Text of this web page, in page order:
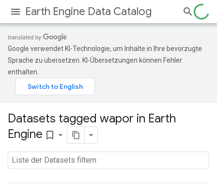
Earth Engine Data Catalog
Google verwendet KI-Technologie, um Inhalte in Ihre bevorzugte
Sprache zu übersetzen. KI-Übersetzungen können Fehler
enthalten.
Datasets tagged wapor in Earth
Engine bookmark_border